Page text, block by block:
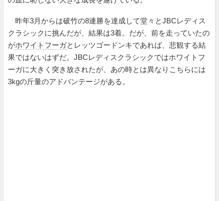
昨年3月からは破竹の8連勝を達成して堂々とJBCレディス
クラシックに挑んだが、結果は3着。だが、前を走っていたの
がホワイトフーガとレッツゴードンキであれば、悲観する結
果ではないはずだ。JBCレディスクラシックではホワイトフ
ーガに大きく突き放されたが、あの時とは異なりこちらには
3kgの斤量のアドバンテージがある。